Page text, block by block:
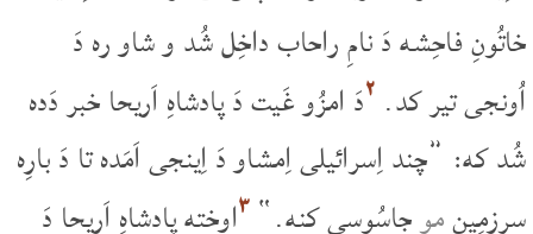
خاتُونِ فاحِشه دَ نامِ راحاب داخِل شُد و شاو ره دَ
اُونجی تیر کد. ۲دَ امزُو غَیت دَ پادشاهِ اَریحا خبر دَده
شُد که: ”چند اِسرائیلی اِمشاو دَ اِینجی اَمَده تا دَ بارِه
سرزمِینموجاسُوسی کنه.“۳اوخته پادشاهِ اَریحا دَ